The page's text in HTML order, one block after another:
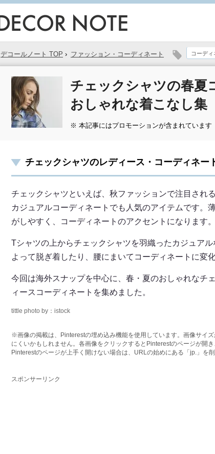
デコールノート TOP › ファッション・コーディネート コーディ
チェックシャツの春夏
おしゃれな着こなし集
※ 本記事にはプロモーションが含まれています
チェックシャツのレディース・コーディネー
チェックシャツといえば、秋ファッションで注目され
カジュアルコーディネートでも人気のアイテムです。
がしやすく、コーディネートのアクセントになります。
Tシャツの上からチェックシャツを羽織ったカジュア
よって脱ぎ着したり、腰にまいてコーディネートに変
今回は海外スナップを中心に、春・夏のおしゃれなチ
ィースコーディネートを集めました。
tittle photo by：istock
※画像の掲載は、Pinterestの埋め込み機能を使用しています。画像サイ
にくいかもしれません。各画像をクリックするとPinterestのページが開
Pinterestのページが上手く開けない場合は、URLの始めにある「jp.」を
スポンサーリンク